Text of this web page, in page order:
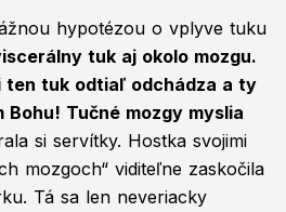
hypotézou o vplyve tuku
tuk aj okolo mozgu.
ten tuk odtiaľ odchádza a ty
Bohu! Tučné mozgy myslia
si servítky. Hostka svojimi
mozgoch“ viditeľne zaskočila
Tá sa len neveriacky